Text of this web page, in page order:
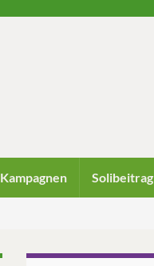
Kampagnen Solibeitrag